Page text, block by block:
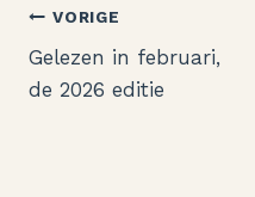
Bericht
navigatie
VORIGE
Gelezen in februari,
de 2026 editie